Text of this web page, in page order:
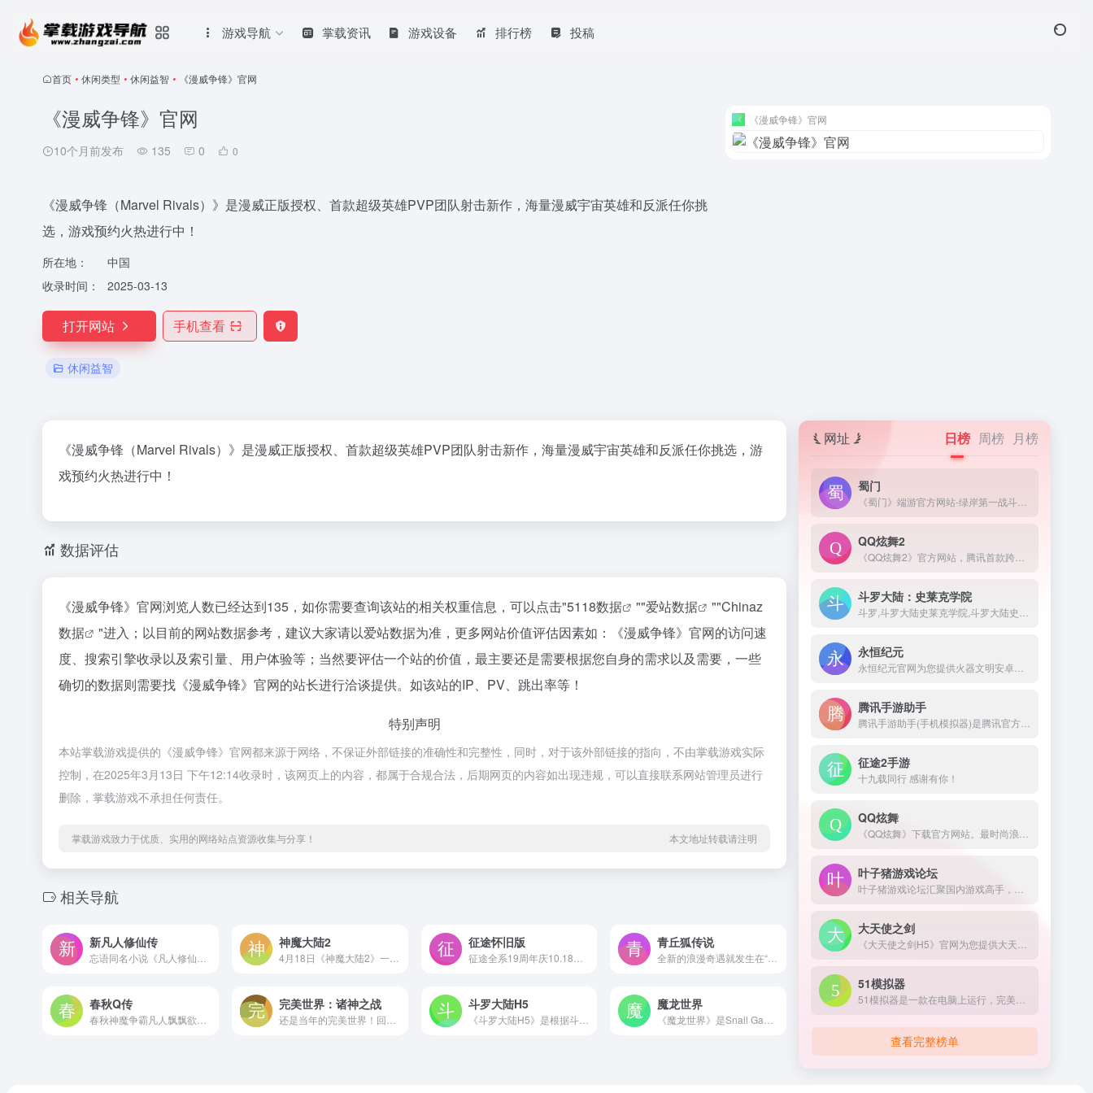
游戏导航 掌载资讯 游戏设备 排行榜 投稿
首页 • 休闲类型 • 休闲益智 • 《漫威争锋》官网
《漫威争锋》官网
10个月前发布 135 0 0
《漫威争锋（Marvel Rivals）》是漫威正版授权、首款超级英雄PVP团队射击新作，海量漫威宇宙英雄和反派任你挑
选，游戏预约火热进行中！
所在地：
中国
收录时间：
2025-03-13
打开网站 手机查看
休闲益智
《漫威争锋》官网
《漫威争锋（Marvel Rivals）》是漫威正版授权、首款超级英雄PVP团队射击新作，海量漫威宇宙英雄和反派任你挑选，游
戏预约火热进行中！
数据评估
《漫威争锋》官网浏览人数已经达到135，如你需要查询该站的相关权重信息，可以点击"5118数据 ""爱站数据 ""Chinaz
数据
"进入；以目前的网站数据参考，建议大家请以爱站数据为准，更多网站价值评估因素如：《漫威争锋》官网的访问速
度、搜索引擎收录以及索引量、用户体验等；当然要评估一个站的价值，最主要还是需要根据您自身的需求以及需要，一些
确切的数据则需要找《漫威争锋》官网的站长进行洽谈提供。如该站的IP、PV、跳出率等！
特别声明
本站掌载游戏提供的《漫威争锋》官网都来源于网络，不保证外部链接的准确性和完整性，同时，对于该外部链接的指向，不由掌载游戏实际
控制，在2025年3月13日 下午12:14收录时，该网页上的内容，都属于合规合法，后期网页的内容如出现违规，可以直接联系网站管理员进行
删除，掌载游戏不承担任何责任。
掌载游戏致力于优质、实用的网络站点资源收集与分享！ 本文地址转载请注明
相关导航
新凡人修仙传 神魔大陆2
4月18日《神魔大陆2》一场魔幻冒险的盛宴即将拉开帷幕！准备好迎接全新服务器【拂晓之光】的开启了吗？探索克兰蒙多大陆，结交志同道合的伙伴，【拂晓之光】等待与你共同书写属于你们的冒险篇章！为了让冒险之旅更加精彩和有趣，即刻起邀请您的好友回归克兰蒙多大陆入驻新服，就有机会获得丰厚的奖励噢！
征途怀旧版 青丘狐传说
春秋Q传 完美世界：诸神之战 斗罗大陆H5
《斗罗大陆H5》是根据斗罗大陆原著改编的游戏，真实剧情体验，原创策略玩法，多武魂觉醒，万千魂环搭配。在游戏中可以征战星斗大森林，狩猎魂兽魂环，争霸斗魂场，魂师之间相互角逐，激战杀戮之都，通关海神九考，继承神祗之位。
魔龙世界
网址 日榜 周榜 月榜
蜀门
QQ炫舞2
斗罗大陆：史莱克学院
永恒纪元
腾讯手游助手
征途2手游
十九载同行 感谢有你！
QQ炫舞
叶子猪游戏论坛
大天使之剑
51模拟器
查看完整榜单